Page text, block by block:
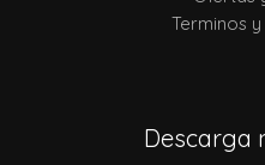
Terminos
Descarga